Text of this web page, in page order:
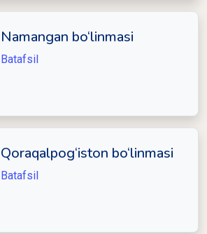
Namangan bo‘linmasi
Batafsil
Qoraqalpog‘iston bo‘linmasi
Batafsil